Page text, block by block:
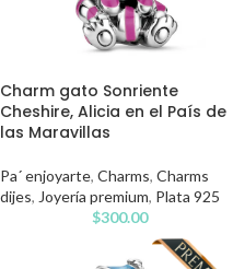
Charm gato Sonriente
Cheshire, Alicia en el País de
las Maravillas
Pa´ enjoyarte, Charms, Charms
dijes, Joyería premium, Plata 925
$300.00